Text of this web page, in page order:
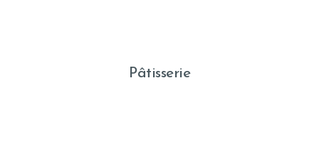
Pâtisserie